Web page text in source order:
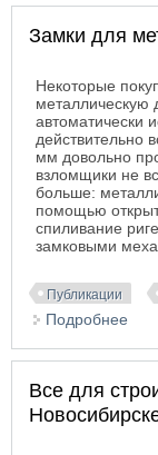
Замки для
Некоторые
металлическую
автоматически
действительно
мм довольно
взломщики не
больше:
помощью
спиливание
замковыми
Публикации
Подробнее
Все для